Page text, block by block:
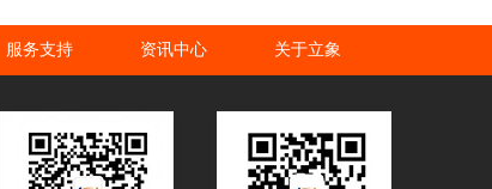
服务支持 资讯中心 关于立象